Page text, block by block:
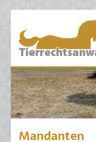
Inhalt
springen
Mandanten